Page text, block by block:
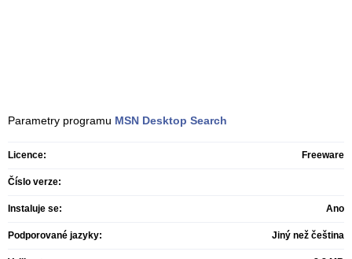
Parametry programu MSN Desktop Search
Licence: Freeware
Číslo verze:
Instaluje se: Ano
Podporované jazyky: Jiný než čeština